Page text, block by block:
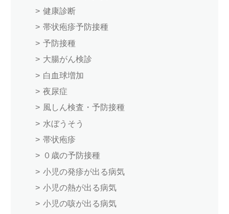
健康診断
帯状疱疹予防接種
予防接種
大腸がん検診
白血球増加
夜尿症
風しん検査・予防接種
水ぼうそう
帯状疱疹
０歳の予防接種
小児の発疹が出る病気
小児の熱が出る病気
小児の咳が出る病気